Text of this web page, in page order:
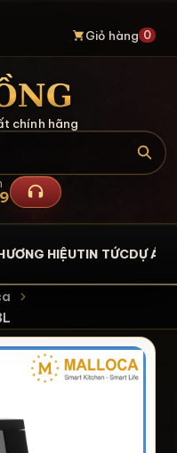
Giỏ hàng 0
chính hãng
HIỆUTIN TỨCDỰ ÁN